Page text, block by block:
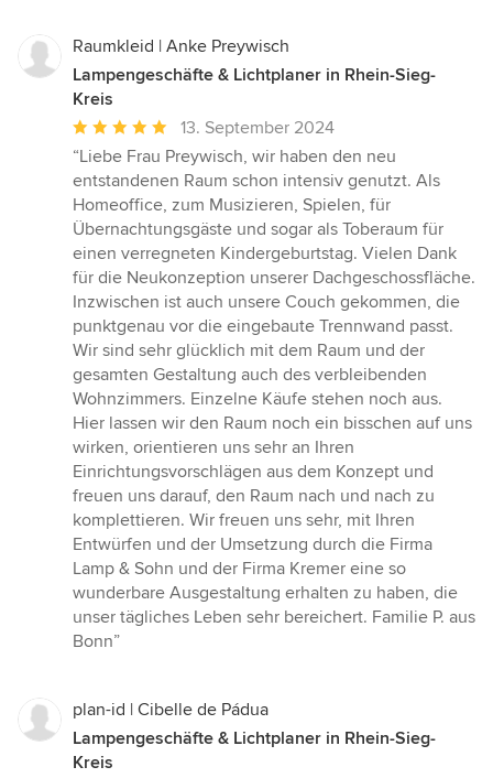
Raumkleid | Anke Preywisch
Lampengeschäfte & Lichtplaner in Rhein-Sieg-
Kreis
Durchschnittliche
Bewertung:
5
von
5
Sternen
13. September 2024
“Liebe Frau Preywisch, wir haben den neu
entstandenen Raum schon intensiv genutzt. Als
Homeoffice, zum Musizieren, Spielen, für
Übernachtungsgäste und sogar als Toberaum für
einen verregneten Kindergeburtstag. Vielen Dank
für die Neukonzeption unserer Dachgeschossfläche.
Inzwischen ist auch unsere Couch gekommen, die
punktgenau vor die eingebaute Trennwand passt.
Wir sind sehr glücklich mit dem Raum und der
gesamten Gestaltung auch des verbleibenden
Wohnzimmers. Einzelne Käufe stehen noch aus.
Hier lassen wir den Raum noch ein bisschen auf uns
wirken, orientieren uns sehr an Ihren
Einrichtungsvorschlägen aus dem Konzept und
freuen uns darauf, den Raum nach und nach zu
komplettieren. Wir freuen uns sehr, mit Ihren
Entwürfen und der Umsetzung durch die Firma
Lamp & Sohn und der Firma Kremer eine so
wunderbare Ausgestaltung erhalten zu haben, die
unser tägliches Leben sehr bereichert. Familie P. aus
Bonn”
plan-id | Cibelle de Pádua
Lampengeschäfte & Lichtplaner in Rhein-Sieg-
Kreis